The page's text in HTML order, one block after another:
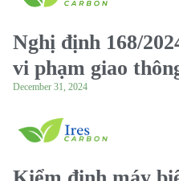
Nghị định 168/
vi phạm giao
December 31, 2024